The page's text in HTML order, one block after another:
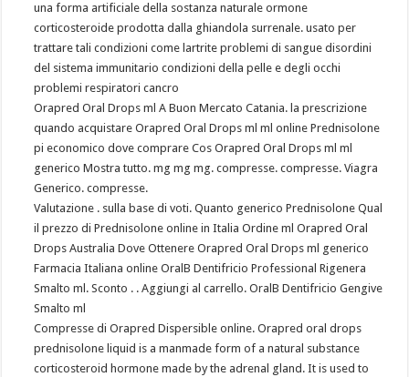
una forma artificiale della sostanza naturale ormone
corticosteroide prodotta dalla ghiandola surrenale. usato per
trattare tali condizioni come lartrite problemi di sangue disordini
del sistema immunitario condizioni della pelle e degli occhi
problemi respiratori cancro
Orapred Oral Drops ml A Buon Mercato Catania. la prescrizione
quando acquistare Orapred Oral Drops ml ml online Prednisolone
pi economico dove comprare Cos Orapred Oral Drops ml ml
generico Mostra tutto. mg mg mg. compresse. compresse. Viagra
Generico. compresse.
Valutazione . sulla base di voti. Quanto generico Prednisolone Qual
il prezzo di Prednisolone online in Italia Ordine ml Orapred Oral
Drops Australia Dove Ottenere Orapred Oral Drops ml generico
Farmacia Italiana online OralB Dentifricio Professional Rigenera
Smalto ml. Sconto . . Aggiungi al carrello. OralB Dentifricio Gengive
Smalto ml
Compresse di Orapred Dispersible online. Orapred oral drops
prednisolone liquid is a manmade form of a natural substance
corticosteroid hormone made by the adrenal gland. It is used to